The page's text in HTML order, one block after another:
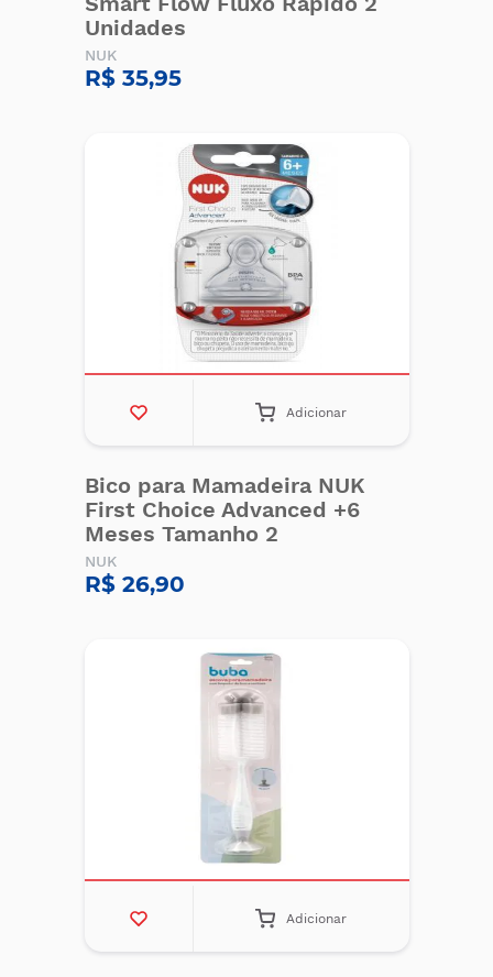
Unidades
NUK
R$ 35,95
Adicionar
Bico para Mamadeira NUK
First Choice Advanced +6
Meses Tamanho 2
NUK
R$ 26,90
Adicionar